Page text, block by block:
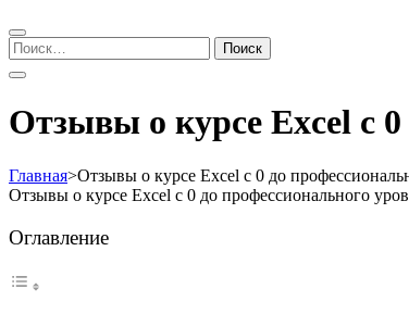
Найти:
Отзывы о курсе Excel с
Главная>Отзывы о курсе Excel с 0 до
Отзывы о курсе Excel с 0 до профессионального
Оглавление